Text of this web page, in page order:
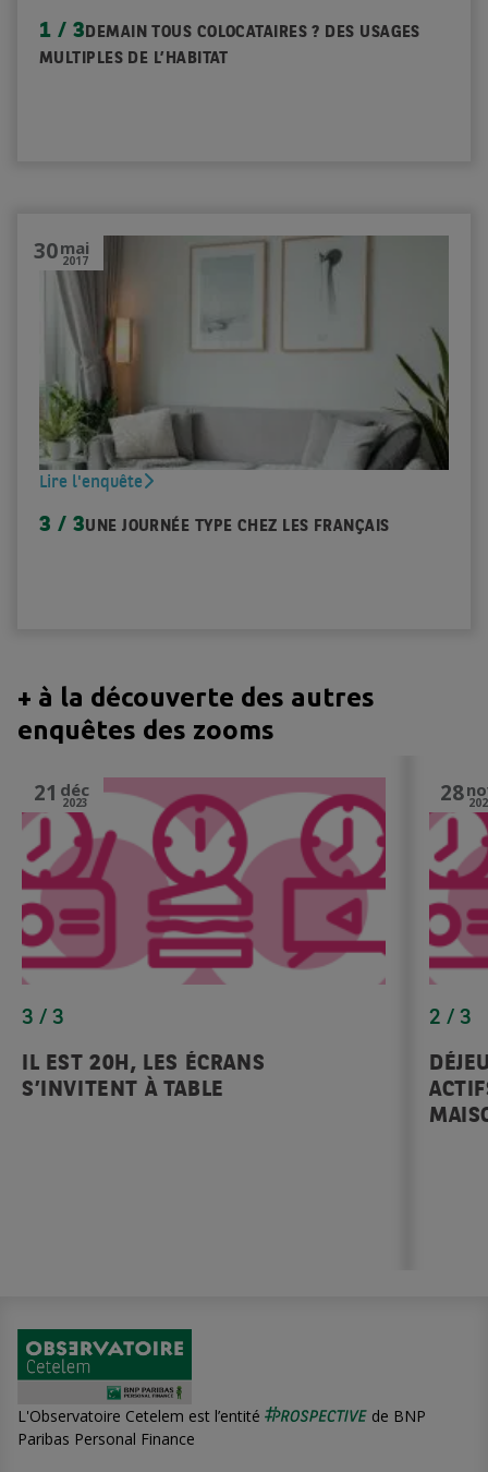
1 / 3DEMAIN TOUS COLOCATAIRES ? DES USAGES
MULTIPLES DE L’HABITAT
30mai
2017
Lire l'enquête
3 / 3UNE JOURNÉE TYPE CHEZ LES FRANÇAIS
+ à la découverte des autres
enquêtes des zooms
21 déc
2023
3 / 3
IL EST 20H, LES ÉCRANS
S’INVITENT À TABLE
28
2 / 3
L'Observatoire Cetelem est l’entité
de BNP
Paribas Personal Finance